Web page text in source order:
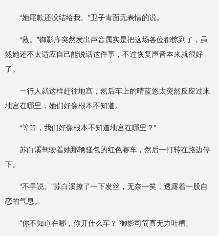
“她尾款还没结给我。”卫子青面无表情的说。
“救。”御影序突然发出声音属实是把这场各位都惊到了，虽
然她还不太适应自己能说话这件事，不过恢复声音本来就很好
了。
一行人就这样赶往地宫，然后车上的晴蓝悠太突然反应过来
地宫在哪里，她们好像根本不知道。
“等等，我们好像根本不知道地宫在哪里？”
苏白溪驾驶着她那辆骚包的红色赛车，然后一打转在路边停
下。
“不早说。”苏白溪撩了一下发丝，无奈一笑，透露着一股自
恋的气息。
“你不知道在哪，你开什么车？”御影司简直无力吐槽。